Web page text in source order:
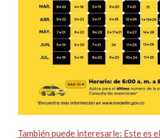
También puede interesarle: Este es